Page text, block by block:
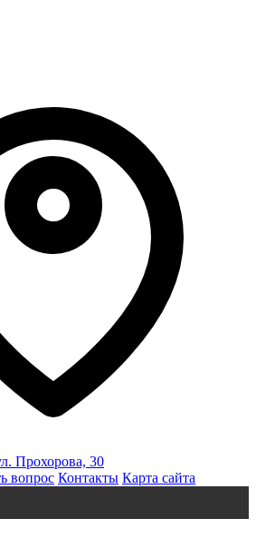
Прохорова, 30
вопрос Контакты Карта сайта